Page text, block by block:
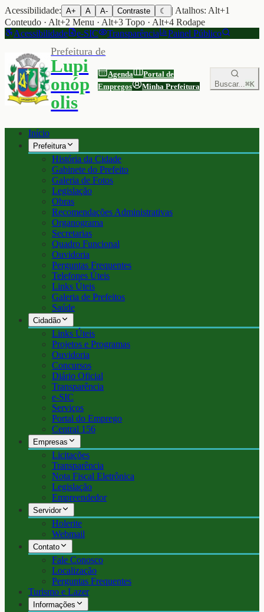
Acessibilidade: A+ A A- Contraste ☾
| Atalhos: Alt+1
Conteudo · Alt+2 Menu · Alt+3 Topo · Alt+4 Rodape
Acessibilidade
e-SIC Transparência Painel Público
Prefeitura de
Lupi
onóp
olis
Agenda
Portal de
Empregos
Minha Prefeitura Buscar...⌘K
Início
Prefeitura
História da Cidade
Gabinete do Prefeito
Galeria de Fotos
Legislação
Obras
Recomendações Administrativas
Organograma
Secretarias
Quadro Funcional
Ouvidoria
Perguntas Frequentes
Telefones Úteis
Links Úteis
Galeria de Prefeitos
Saúde
Cidadão
Links Úteis
Projetos e Programas
Ouvidoria
Concursos
Diário Oficial
Transparência
e-SIC
Serviços
Portal do Emprego
Central 156
Empresas
Licitações
Transparência
Nota Fiscal Eletrônica
Legislação
Empreendedor
Servidor
Holerite
Webmail
Contato
Fale Conosco
Localização
Perguntas Frequentes
Turismo e Lazer
Informações